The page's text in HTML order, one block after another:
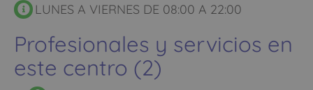
LUNES A VIERNES DE 08:00 A 22:00
Profesionales y servicios en
este centro (2)